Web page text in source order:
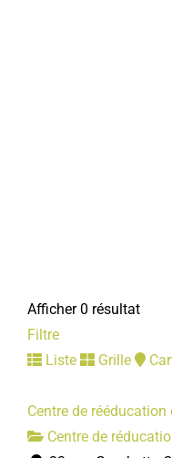
Afficher 0 résultat
Filtre
Liste
Grille
Centre de rééducation
Centre de